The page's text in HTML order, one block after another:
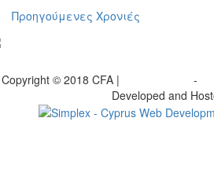
Προηγούμενες Χρονιές
Copyright © 2018 CFA | -
Developed and